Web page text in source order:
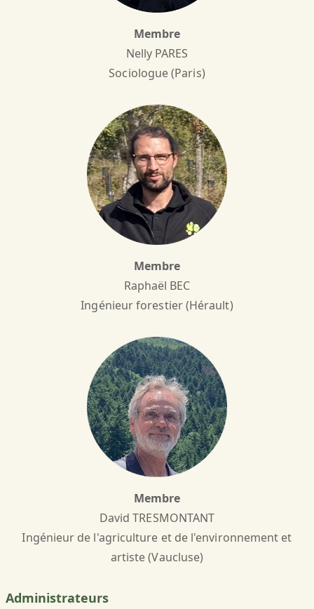
Membre
Nelly PARES
Sociologue (Paris)
Membre
Raphaël BEC
Ingénieur forestier (Hérault)
Membre
David TRESMONTANT
Ingénieur de l'agriculture et de l'environnement et
artiste (Vaucluse)
Administrateurs